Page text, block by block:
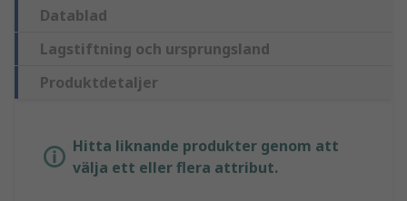
Datablad
Lagstiftning och ursprungsland
Produktdetaljer
Hitta liknande produkter genom att
välja ett eller flera attribut.